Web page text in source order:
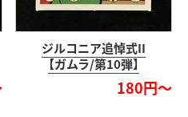
ジルコニア追悼式II
【ガムラ/第10弾】
180円～